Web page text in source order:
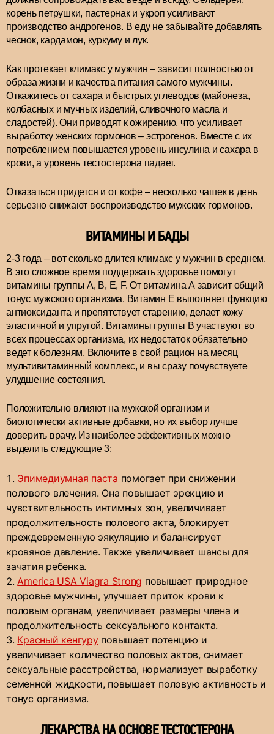
корень петрушки, пастернак и укроп усиливают
производство андрогенов. В еду не забывайте добавлять
чеснок, кардамон, куркуму и лук.
Как протекает климакс у мужчин – зависит полностью от
образа жизни и качества питания самого мужчины.
Откажитесь от сахара и быстрых углеводов (майонеза,
колбасных и мучных изделий, сливочного масла и
сладостей). Они приводят к ожирению, что усиливает
выработку женских гормонов – эстрогенов. Вместе с их
потреблением повышается уровень инсулина и сахара в
крови, а уровень тестостерона падает.
Отказаться придется и от кофе – несколько чашек в день
серьезно снижают воспроизводство мужских гормонов.
ВИТАМИНЫ И БАДЫ
2-3 года – вот сколько длится климакс у мужчин в среднем.
В это сложное время поддержать здоровье помогут
витамины группы А, B, E, F. От витамина А зависит общий
тонус мужского организма. Витамин Е выполняет функцию
антиоксиданта и препятствует старению, делает кожу
эластичной и упругой. Витамины группы В участвуют во
всех процессах организма, их недостаток обязательно
ведет к болезням. Включите в свой рацион на месяц
мультивитаминный комплекс, и вы сразу почувствуете
улудшение состояния.
Положительно влияют на мужской организм и
биологически активные добавки, но их выбор лучше
доверить врачу. Из наиболее эффективных можно
выделить следующие 3:
Эпимедиумная паста помогает при снижении
полового влечения. Она повышает эрекцию и
чувствительность интимных зон, увеличивает
продолжительность полового акта, блокирует
преждевременную эякуляцию и балансирует
кровяное давление. Также увеличивает шансы для
зачатия ребенка.
America USA Viagra Strong повышает природное
здоровье мужчины, улучшает приток крови к
половым органам, увеличивает размеры члена и
продолжительность сексуального контакта.
Красный кенгуруповышает потенцию и
увеличивает количество половых актов, снимает
сексуальные расстройства, нормализует выработку
семенной жидкости, повышает половую активность и
тонус организма.
ЛЕКАРСТВА НА ОСНОВЕ ТЕСТОСТЕРОНА